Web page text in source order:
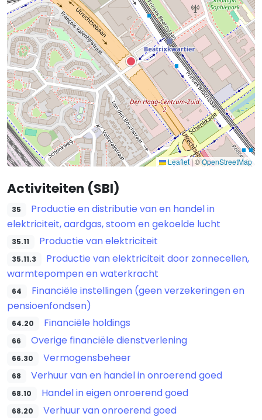
Leaflet|©OpenStreetMap
Activiteiten (SBI)
35
Productie en distributie van en handel in
elektriciteit, aardgas, stoom en gekoelde lucht
35.11 Productie van elektriciteit
35.11.3
Productie van elektriciteit door zonnecellen,
warmtepompen en waterkracht
64
Financiële instellingen (geen verzekeringen en
pensioenfondsen)
64.20 Financiële holdings
66 Overige financiële dienstverlening
66.30 Vermogensbeheer
68 Verhuur van en handel in onroerend goed
68.10 Handel in eigen onroerend goed
68.20 Verhuur van onroerend goed